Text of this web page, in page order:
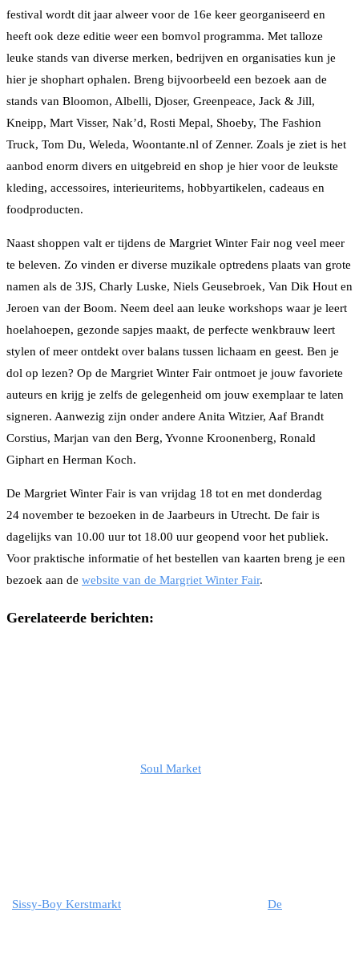
festival wordt dit jaar alweer voor de 16e keer georganiseerd en
heeft ook deze editie weer een bomvol programma. Met talloze
leuke stands van diverse merken, bedrijven en organisaties kun je
hier je shophart ophalen. Breng bijvoorbeeld een bezoek aan de
stands van Bloomon, Albelli, Djoser, Greenpeace, Jack & Jill,
Kneipp, Mart Visser, Nak’d, Rosti Mepal, Shoeby, The Fashion
Truck, Tom Du, Weleda, Woontante.nl of Zenner. Zoals je ziet is het
aanbod enorm divers en uitgebreid en shop je hier voor de leukste
kleding, accessoires, interieuritems, hobbyartikelen, cadeaus en
foodproducten.
Naast shoppen valt er tijdens de Margriet Winter Fair nog veel meer
te beleven. Zo vinden er diverse muzikale optredens plaats van grote
namen als de 3JS, Charly Luske, Niels Geusebroek, Van Dik Hout en
Jeroen van der Boom. Neem deel aan leuke workshops waar je leert
hoelahoepen, gezonde sapjes maakt, de perfecte wenkbrauw leert
stylen of meer ontdekt over balans tussen lichaam en geest. Ben je
dol op lezen? Op de Margriet Winter Fair ontmoet je jouw favoriete
auteurs en krijg je zelfs de gelegenheid om jouw exemplaar te laten
signeren. Aanwezig zijn onder andere Anita Witzier, Aaf Brandt
Corstius, Marjan van den Berg, Yvonne Kroonenberg, Ronald
Giphart en Herman Koch.
De Margriet Winter Fair is van vrijdag 18 tot en met donderdag
24 november te bezoeken in de Jaarbeurs in Utrecht. De fair is
dagelijks van 10.00 uur tot 18.00 uur geopend voor het publiek.
Voor praktische informatie of het bestellen van kaarten breng je een
bezoek aan de website van de Margriet Winter Fair.
Gerelateerde berichten:
Soul Market
Sissy-Boy Kerstmarkt De